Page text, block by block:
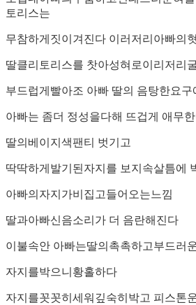
토리스는
무참하게짓이겨진다 이러저리아빠의
딸클리토리스를 찻아성혀로이리저리
부드럽게빨아조 아빠 딸의 음탕한요구
아빠는 좀더 정성을다해 뜨겁게 애무
딸의베이지색팬티 벗기고
딱딱하게발기된자지를 보지속살틈에
아빠의자지가비집고들어오는느낌
딸과아빠신음소리가 더 음란해진다
이불속안 아빠는딸의촉촉하고부드러
자지를박으니황홀하다
자지를꼿꼿히세워깊숙히박고 피스톤